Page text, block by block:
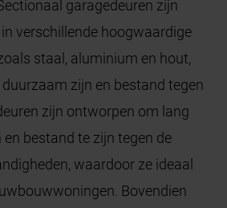
garagedeuren zijn
verschillende hoogwaardige
staal, aluminium en hout,
zijn en bestand tegen
zijn ontworpen om lang
en bestand te zijn tegen de
waardoor ze ideaal
Bovendien